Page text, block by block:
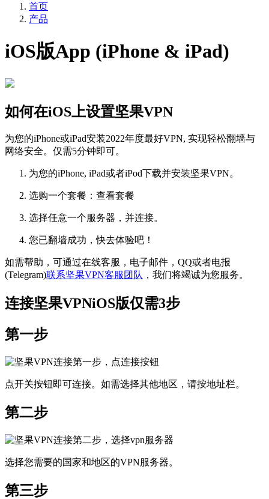
首页
产品
iOS版App (iPhone & iPad)
如何在iOS上设置坚果VPN
为您的iPhone或iPad安装2022年度最好VPN, 实现轻松翻墙与
网络安全。仅需5分钟即可。
为您的iPhone, iPad或者iPod下载并安装坚果VPN。
选购一个套餐：查看套餐
选择任意一个服务器，并连接。
您已翻墙成功，快去体验吧！
如需帮助，可通过在线客服，电子邮件，QQ或者电报
(Telegram)联系坚果VPN客服团队 ，我们将竭诚为您服务。
连接坚果VPNiOS版仅需3步
第一步
点开关按钮即可连接。如需选择其他地区，请按地址栏。
第二步
选择您需要的国家和地区的VPN服务器。
第三步